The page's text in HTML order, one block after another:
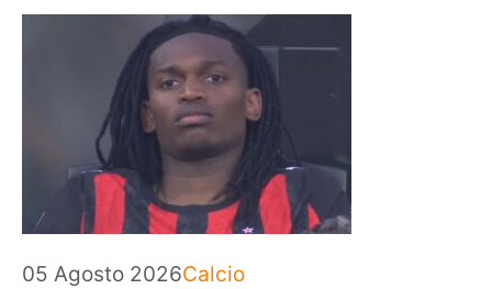
05 Agosto 2026Categorie
Calcio